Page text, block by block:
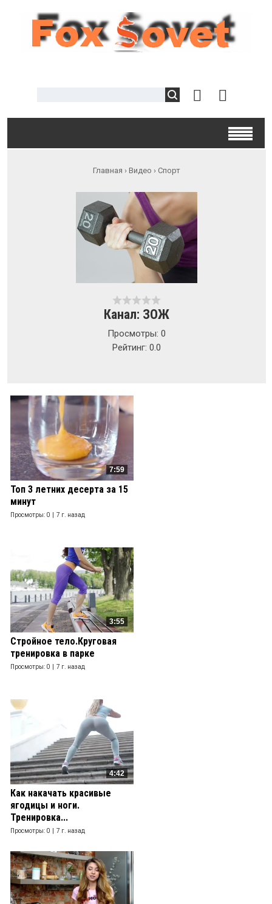
Главная › Видео › Спорт
Канал: ЗОЖ
Просмотры: 0
Рейтинг: 0.0
7:59
Топ 3 летних десерта за 15
минут
Просмотры: 0 | 7 г. назад
3:55
Стройное тело.Круговая
тренировка в парке
Просмотры: 0 | 7 г. назад
4:42
Как накачать красивые
ягодицы и ноги.
Тренировка...
Просмотры: 0 | 7 г. назад